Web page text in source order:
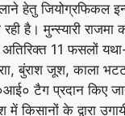
हेतु जियोग्रफिकल
है। मुन्स्यारी राजमा
11 फसलों
बुंराश जूश, काला
टैग प्रदान किए
के द्वारा